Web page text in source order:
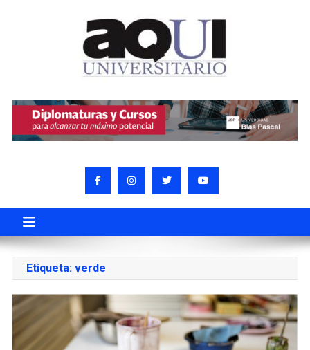
Etiqueta: verde